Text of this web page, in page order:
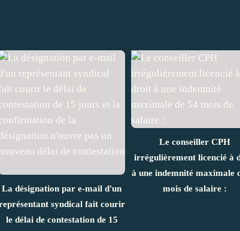
La désignation par e-mail d'un
syndical fait courir
le délai de contestation de 15
Le conseiller CPH
irrégulièrement licencié à
à une indemnité maximale
mois de salaire :